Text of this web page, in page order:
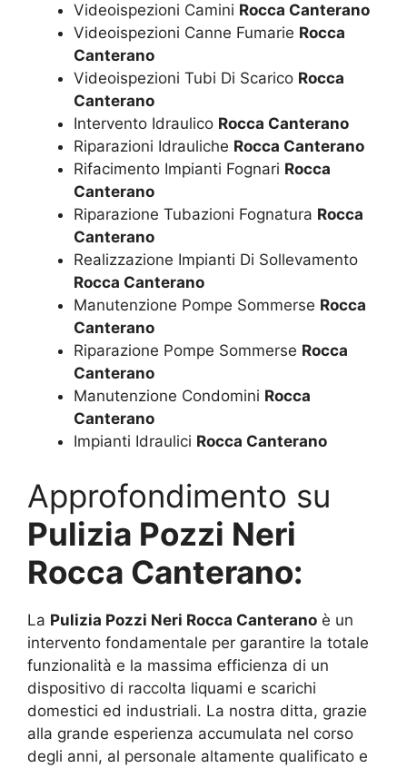
Videoispezioni Camini Rocca Canterano
Videoispezioni Canne Fumarie Rocca
Canterano
Videoispezioni Tubi Di Scarico Rocca
Canterano
Intervento Idraulico Rocca Canterano
Riparazioni Idrauliche Rocca Canterano
Rifacimento Impianti Fognari Rocca
Canterano
Riparazione Tubazioni Fognatura Rocca
Canterano
Realizzazione Impianti Di Sollevamento
Rocca Canterano
Manutenzione Pompe Sommerse Rocca
Canterano
Riparazione Pompe Sommerse Rocca
Canterano
Manutenzione Condomini Rocca
Canterano
Impianti Idraulici Rocca Canterano
Approfondimento su
Pulizia Pozzi Neri
Rocca Canterano:
La Pulizia Pozzi Neri Rocca Canterano è un
intervento fondamentale per garantire la totale
funzionalità e la massima efficienza di un
dispositivo di raccolta liquami e scarichi
domestici ed industriali. La nostra ditta, grazie
alla grande esperienza accumulata nel corso
degli anni, al personale altamente qualificato e